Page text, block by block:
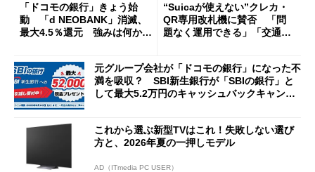
「ドコモの銀行」きょう始
動 「d NEOBANK」消滅、
最大4.5％還元 強みは何か解
“Suicaが使えない”クレカ・
QR専用改札機に賛否 「問
題なく運用できる」「交通系I
元グループ会社が「ドコモの銀行」になった不
満を吸収？ SBI新生銀行が「SBIの銀行」と
して最大5.2万円のキャッシュバックキャンペ
これから選ぶ新型TVはこれ！失敗しない選び
方と、2026年夏の一押しモデル
AD（ITmedia PC USER）